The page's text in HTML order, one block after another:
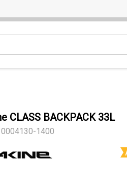
CLASS BACKPACK 33L
1400